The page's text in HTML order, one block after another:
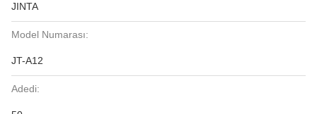
JINTA
Model Numarası:
JT-A12
Adedi: